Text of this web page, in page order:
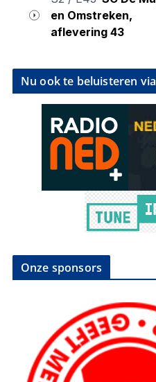
Nu ook te beluisteren via
Onze sponsors